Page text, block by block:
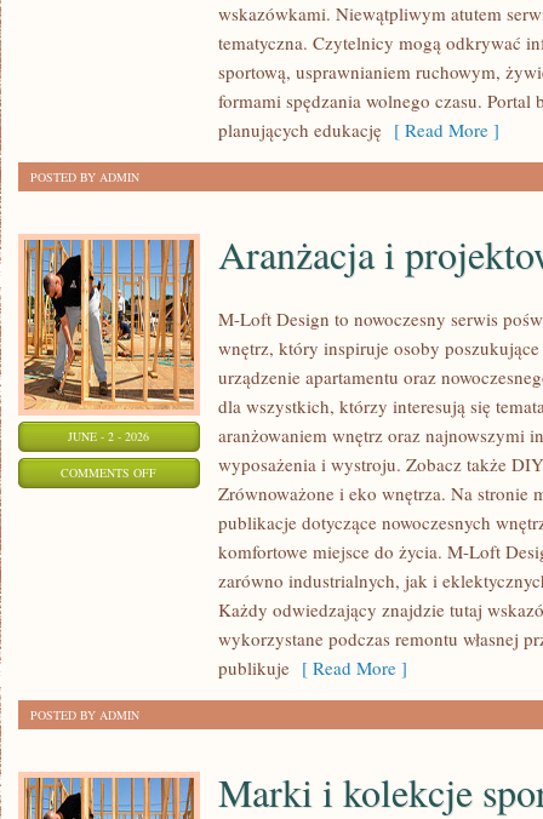
ĆWICZENIAwskazówkami. Niewątpliwym atutem
tematyczna. Czytelnicy mogą odkrywać
sportową, usprawnianiem ruchowym,
formami spędzania wolnego czasu. Portal
planujących edukację [ Read More ]
POSTED BY ADMIN
JUNE - 2 - 2026
COMMENTS OFFON
ARANŻACJA
PROJEKTOWANIE
Aranżacja i
M-Loft Design to nowoczesny serwis
wnętrz, który inspiruje osoby
urządzenie apartamentu oraz
dla wszystkich, którzy interesują się
aranżowaniem wnętrz oraz najnowszymi
wyposażenia i wystroju. Zobacz także
Zrównoważone i eko wnętrza. Na stronie
publikacje dotyczące nowoczesnych
komfortowe miejsce do życia. M-Loft
zarówno industrialnych, jak i
Każdy odwiedzający znajdzie tutaj
wykorzystane podczas remontu własnej
publikuje [ Read More ]
POSTED BY ADMIN
Marki i kolekcje